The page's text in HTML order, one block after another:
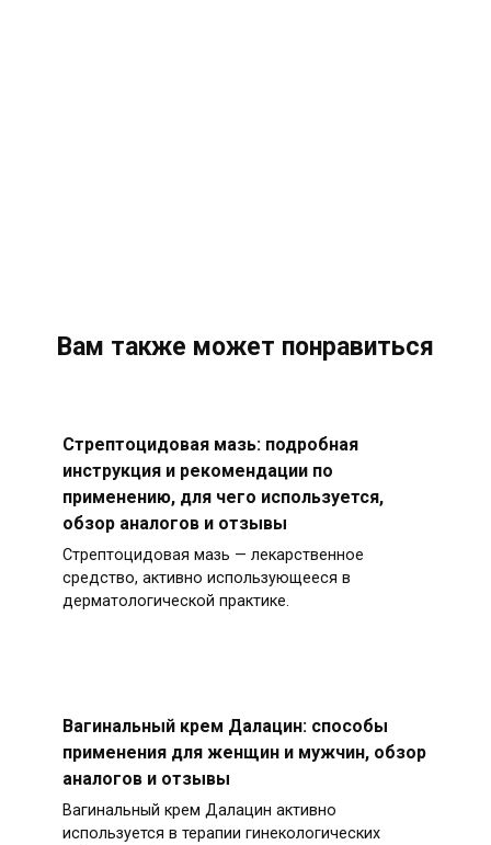
Вам также может понравиться
Стрептоцидовая мазь: подробная
инструкция и рекомендации по
применению, для чего используется,
обзор аналогов и отзывы
Стрептоцидовая мазь — лекарственное
средство, активно использующееся в
дерматологической практике.
Вагинальный крем Далацин: способы
применения для женщин и мужчин, обзор
аналогов и отзывы
Вагинальный крем Далацин активно
используется в терапии гинекологических